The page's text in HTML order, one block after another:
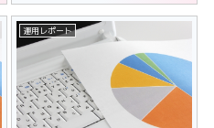
運用レポート